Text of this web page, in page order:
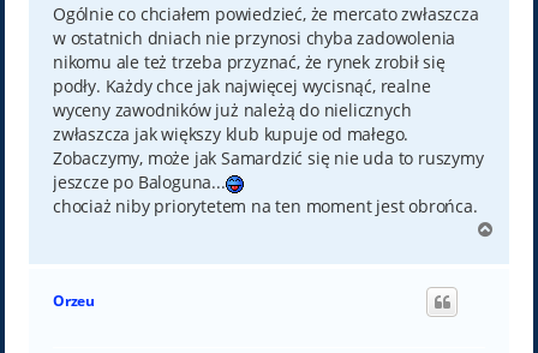
Ogólnie co chciałem powiedzieć, że mercato zwłaszcza
w ostatnich dniach nie przynosi chyba zadowolenia
nikomu ale też trzeba przyznać, że rynek zrobił się
podły. Każdy chce jak najwięcej wycisnąć, realne
wyceny zawodników już należą do nielicznych
zwłaszcza jak większy klub kupuje od małego.
Zobaczymy, może jak Samardzić się nie uda to ruszymy
jeszcze po Baloguna...
chociaż niby priorytetem na ten moment jest obrońca.
g
Orzeu